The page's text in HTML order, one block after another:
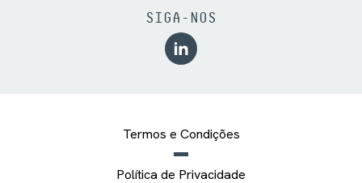
SIGA-NOS
Termos e Condições
Política de Privacidade